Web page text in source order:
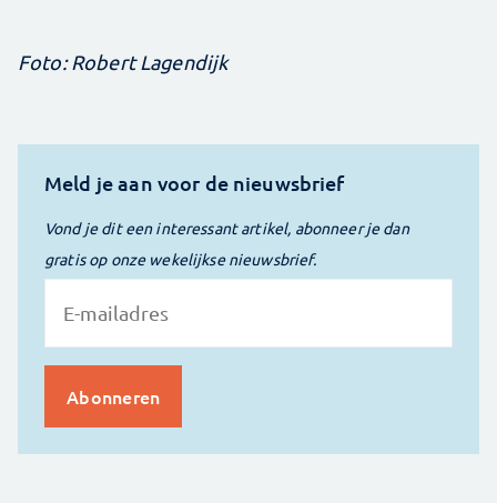
Foto: Robert Lagendijk
Meld je aan voor de nieuwsbrief
Vond je dit een interessant artikel, abonneer je dan
gratis op onze wekelijkse nieuwsbrief.